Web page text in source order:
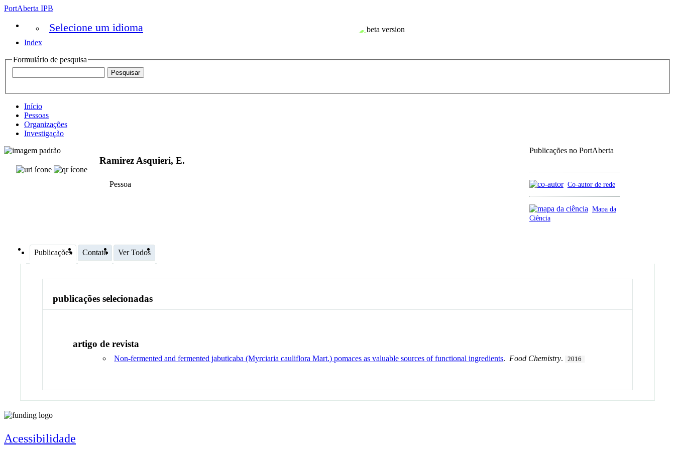
PortAberta IPB
Selecione um idioma
Index
Formulário de pesquisa
Início
Pessoas
Organizações
Investigação
Publicações no PortAberta
Co-autor de rede
Mapa da
Ciência
Ramirez Asquieri, E.
Pessoa
Publicações Contato Ver Todos
publicações selecionadas
artigo de revista
Non-fermented and fermented jabuticaba (Myrciaria cauliflora Mart.) pomaces as valuable sources of functional ingredients. Food Chemistry. 2016
Acessibilidade